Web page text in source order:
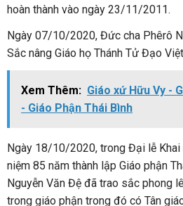
hoàn thành vào ngày 23/11/2011.
Ngày 07/10/2020, Đức cha Phêrô
Sắc nâng Giáo họ Thánh Tử Đạo
Xem Thêm: Giáo xứ Hữu Vy -
- Giáo Phận Thái Bình
Ngày 18/10/2020, trong Đại lễ Khai
niệm 85 năm thành lập Giáo phận
Nguyễn Văn Đệ đã trao sắc phong
trong giáo phận trong đó có Tân